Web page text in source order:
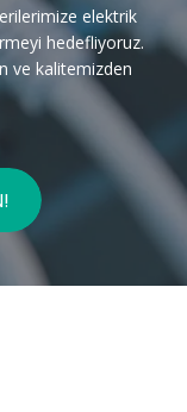
elektrik
hedefliyoruz.
ve kalitemizden